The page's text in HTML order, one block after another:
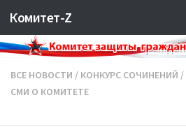
Комитет-Z
ВСЕ НОВОСТИ / КОНКУРС СОЧИНЕНИЙ /
СМИ О КОМИТЕТЕ